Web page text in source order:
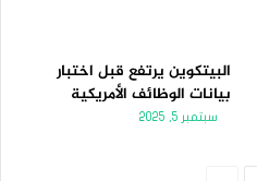
البيتكوين يرتفع قبل اختبار
بيانات الوظائف الأمريكية
سبتمبر 5, 2025